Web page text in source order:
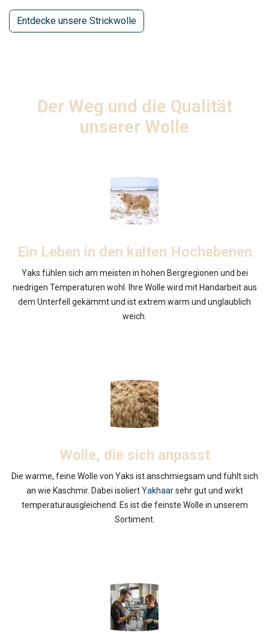
Entdecke unsere Strickwolle
Der Weg und die Qualität
unserer Wolle
Ein Leben in den kalten Hochebenen
Yaks fühlen sich am meisten in hohen Bergregionen und bei
niedrigen Temperaturen wohl. Ihre Wolle wird mit Handarbeit aus
dem Unterfell gekämmt und ist extrem warm und unglaublich
weich.
Wolle, die sich anpasst
Die warme, feine Wolle von Yaks ist anschmiegsam und fühlt sich
an wie Kaschmir. Dabei isoliertYakhaarsehr gut und wirkt
temperaturausgleichend. Es ist die feinste Wolle in unserem
Sortiment.